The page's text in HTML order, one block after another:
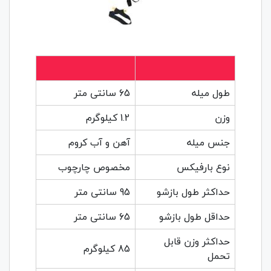
طول میله
65 سانتی متر
وزن
1.2 کیلوگرم
جنس میله
آهن و آب کروم
نوع بارفیکس
مخصوص چارچوب
حداکثر طول بازشو
95 سانتی متر
حداقل طول بازشو
65 سانتی متر
حداکثر وزن قابل
تحمل
85 کیلوگرم